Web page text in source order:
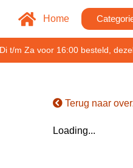
Home
t/m Za voor 16:00 besteld,
Terug naar
Loading...